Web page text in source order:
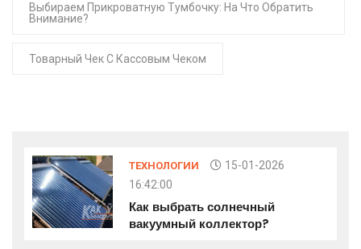
Выбираем Прикроватную Тумбочку: На Что Обратить
Внимание?
Товарный Чек С Кассовым Чеком
ТЕХНОЛОГИИ
15-01-2026
16:42:00
Как выбрать солнечный
вакуумный коллектор?